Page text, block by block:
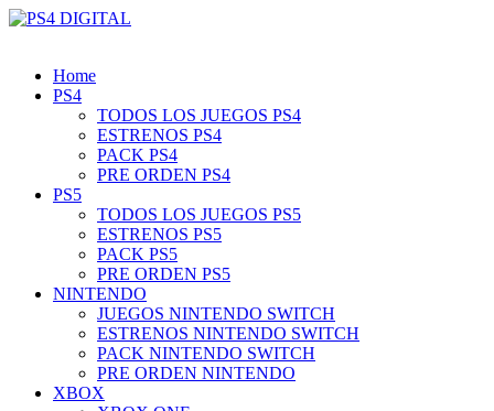
Home
PS4
TODOS LOS JUEGOS PS4
ESTRENOS PS4
PACK PS4
PRE ORDEN PS4
PS5
TODOS LOS JUEGOS PS5
ESTRENOS PS5
PACK PS5
PRE ORDEN PS5
NINTENDO
JUEGOS NINTENDO SWITCH
ESTRENOS NINTENDO SWITCH
PACK NINTENDO SWITCH
PRE ORDEN NINTENDO
XBOX